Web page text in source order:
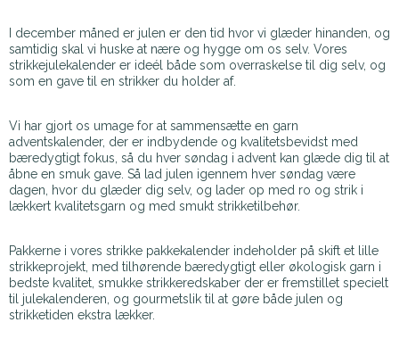
I december måned er julen er den tid hvor vi glæder hinanden, og
samtidig skal vi huske at nære og hygge om os selv. Vores
strikkejulekalender er ideél både som overraskelse til dig selv, og
som en gave til en strikker du holder af.
Vi har gjort os umage for at sammensætte en garn
adventskalender, der er indbydende og kvalitetsbevidst med
bæredygtigt fokus, så du hver søndag i advent kan glæde dig til at
åbne en smuk gave. Så lad julen igennem hver søndag være
dagen, hvor du glæder dig selv, og lader op med ro og strik i
lækkert kvalitetsgarn og med smukt strikketilbehør.
Pakkerne i vores strikke pakkekalender indeholder på skift et lille
strikkeprojekt, med tilhørende bæredygtigt eller økologisk garn i
bedste kvalitet, smukke strikkeredskaber der er fremstillet specielt
til julekalenderen, og gourmetslik til at gøre både julen og
strikketiden ekstra lækker.